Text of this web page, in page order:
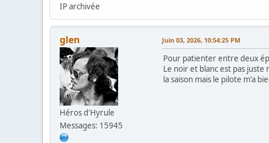
IP archivée
glen
Héros d'Hyrule
Messages: 15945
Juin 03, 2026, 10:54:25 PM
Pour patienter entre deux
Le noir et blanc est pas juste
la saison mais le pilote m'a